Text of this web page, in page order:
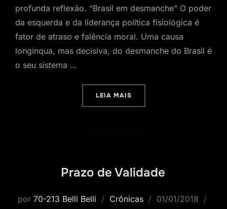
profunda reflexão. “Brasil em desmanche” O poder
da esquerda e da liderança política fisiológica é
fator de atraso e falência moral. Uma causa
longínqua, mas decisiva, do desmanche do Brasil é
o seu sistema …
LEIA MAIS“BRASIL EM DESMANCHE”
Prazo de Validade
por 70-213 Belli Belli Crônicas
Postado
01/01/2018